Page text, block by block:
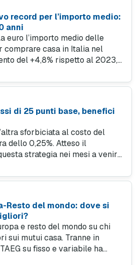
record per l’importo medio:
anni
euro l’importo medio delle
comprare casa in Italia nel
del +4,8% rispetto al 2023,
e offerte mutuo vantaggiose.
di 25 punti base, benefici
sforbiciata al costo del
dello 0,25%. Atteso il
strategia nei mesi a venire,
Resto del mondo: dove si
e resto del mondo su chi
sui mutui casa. Tranne in
su fisso e variabile ha